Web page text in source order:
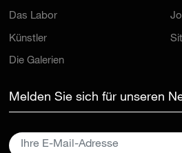
Das Labor
Künstler
Die Galerien
Melden Sie sich für unseren